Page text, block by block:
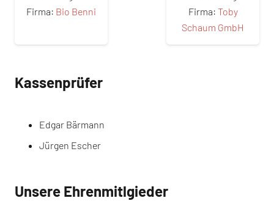
Firma: Bio Benni
Firma: Toby
Schaum GmbH
Kassenprüfer
Edgar Bärmann
Jürgen Escher
Unsere Ehrenmitlgieder